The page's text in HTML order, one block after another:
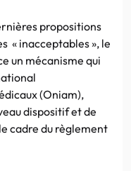
propositions
« inacceptables », le
un mécanisme qui
(Oniam),
dispositif et de
cadre du règlement